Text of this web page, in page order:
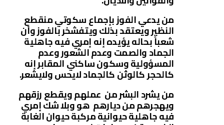
من يدعي الفوز بإجماع سكوتي منقطع
النظير ويعتقد بذلك ويتفشخر بالفوز وأن
شعباً بحاله يؤيده إنه إمري فيه جاهلية
الجماد والصمت وعدم الشعور وعدم
المسؤولية وسكون ساكني المقابر إنه
كالحجر كالوثن كالجماد لايحس ولايشعر.
من يشرد البشر من عملهم ويقطع رزقهم
ويهجرهم من ديارهم هو وبلا شك إمري
فيه جاهلية حيوانية مركبة حيوان الغابة